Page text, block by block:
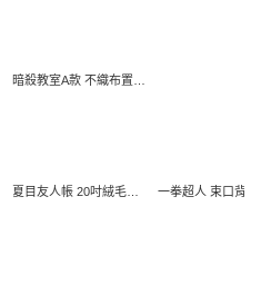
一拳超人 束口背包